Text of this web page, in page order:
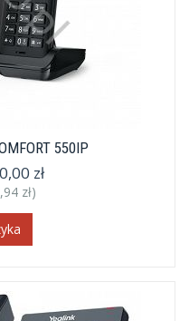
550IP
zł
zł)